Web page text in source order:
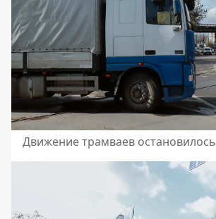
Движение трамваев остановилось